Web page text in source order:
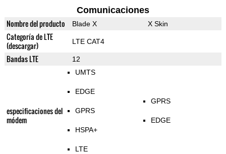
Comunicaciones
Nombre del producto Blade X X Skin
Categoría de LTE
(descargar)
LTE CAT4
Bandas LTE 12
especificaciones del
módem
UMTS
EDGE
GPRS
HSPA+
LTE
GPRS
EDGE